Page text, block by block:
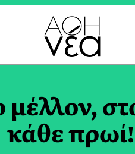
μέλλον,
κάθε πρωί!